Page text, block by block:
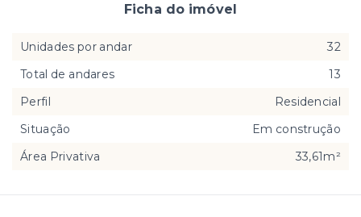
Ficha do imóvel
Unidades por andar
32
Total de andares
13
Perfil
Residencial
Situação
Em construção
Área Privativa
33,61m²